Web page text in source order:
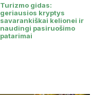
Turizmo gidas:
geriausios kryptys
savarankiškai kelionei ir
naudingi pasiruošimo
patarimai